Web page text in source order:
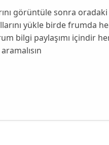
görüntüle sonra
yükle birde frumda
bilgi paylaşımı içindir